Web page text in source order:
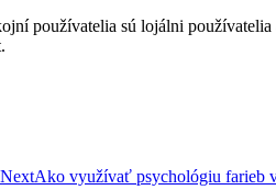
používatelia sú lojálni
NextAko využívať psychológiu farieb